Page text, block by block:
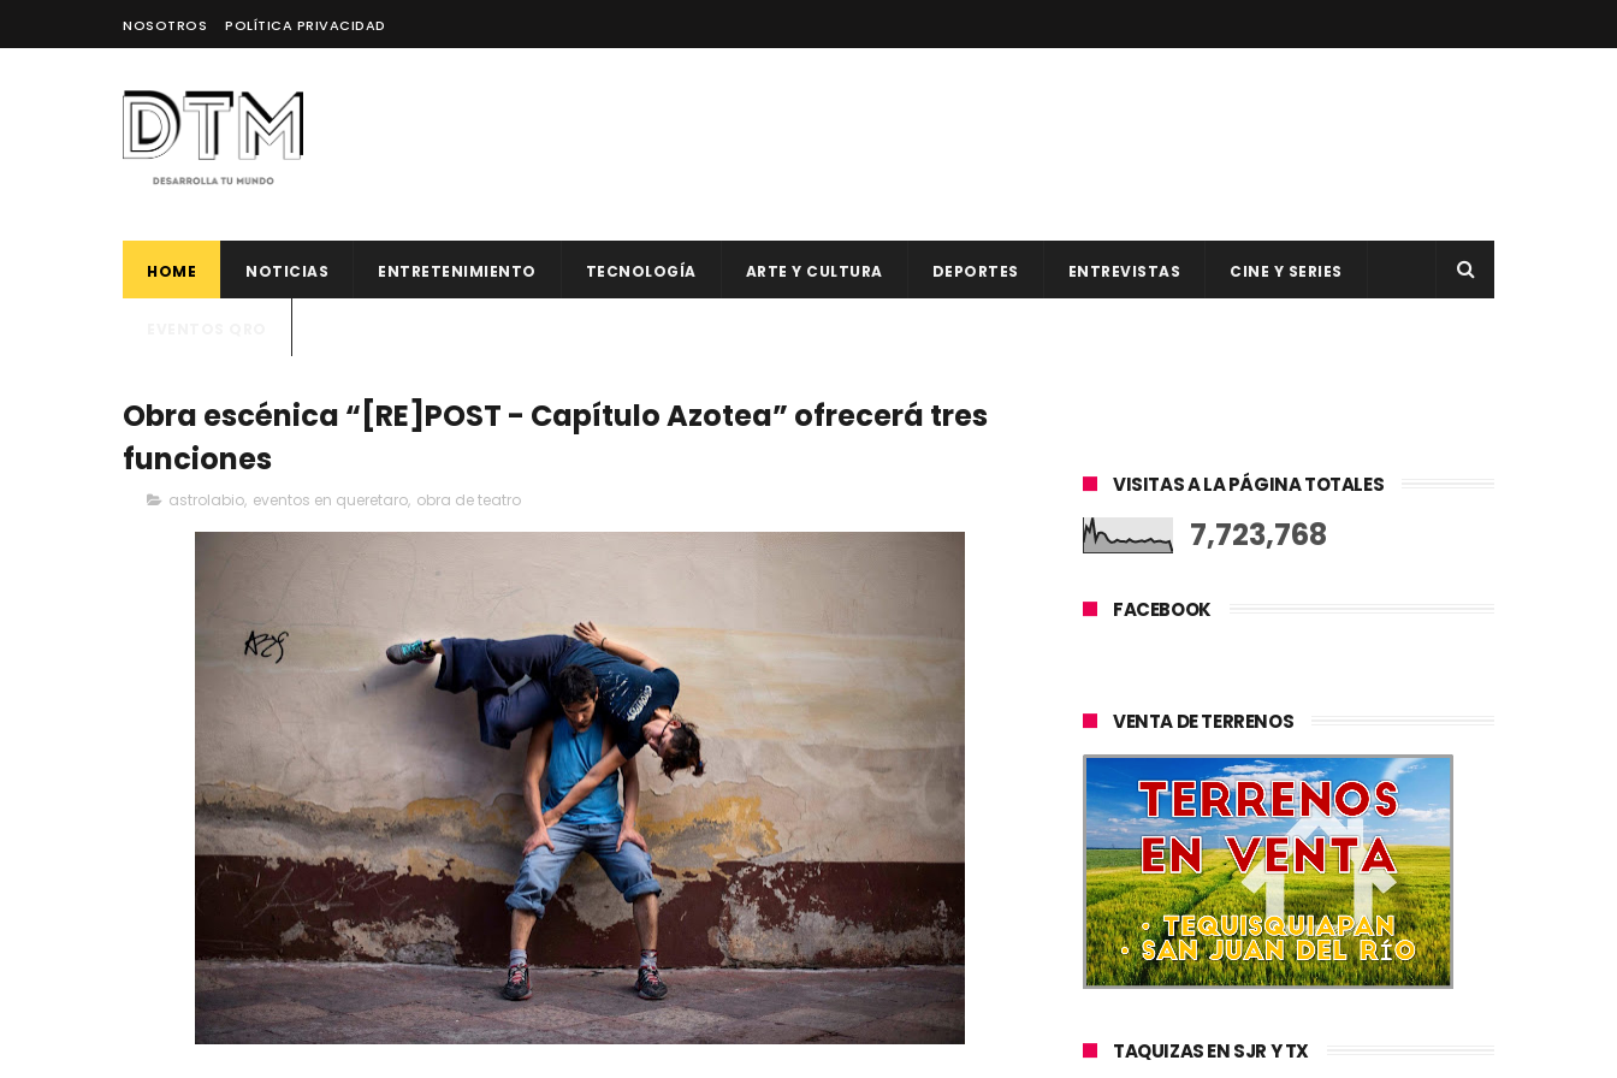
NOSOTROS POLÍTICA PRIVACIDAD
HOME NOTICIAS ENTRETENIMIENTO TECNOLOGÍA ARTE Y CULTURA DEPORTES ENTREVISTAS CINE Y SERIES
Obra escénica “[RE]POST - Capítulo Azotea” ofrecerá tres
funciones
astrolabio, eventos en queretaro, obra de teatro
VISITAS A LA PÁGINA TOTALES
7,723,768
FACEBOOK
VENTA DE TERRENOS
TAQUIZAS EN SJR Y TX